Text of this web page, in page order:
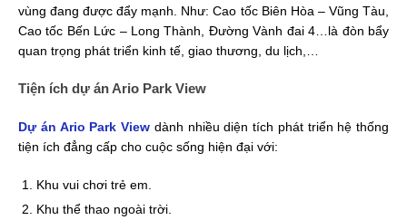
vùng đang được đẩy mạnh. Như: Cao tốc Biên Hòa – Vũng Tàu,
Cao tốc Bến Lức – Long Thành, Đường Vành đai 4…là đòn bẩy
quan trọng phát triển kinh tế, giao thương, du lịch,…
Tiện ích dự án Ario Park View
Dự án Ario Park View dành nhiều diện tích phát triển hệ thống
tiện ích đẳng cấp cho cuộc sống hiện đại với:
Khu vui chơi trẻ em.
Khu thể thao ngoài trời.